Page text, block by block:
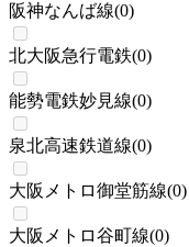
阪神なんば線(0)
北大阪急行電鉄(0)
能勢電鉄妙見線(0)
泉北高速鉄道線(0)
大阪メトロ御堂筋線(0)
大阪メトロ谷町線(0)